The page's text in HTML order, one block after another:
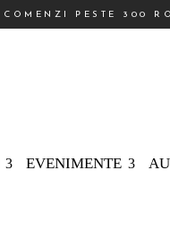
PESTE 300
EVENIMENTE